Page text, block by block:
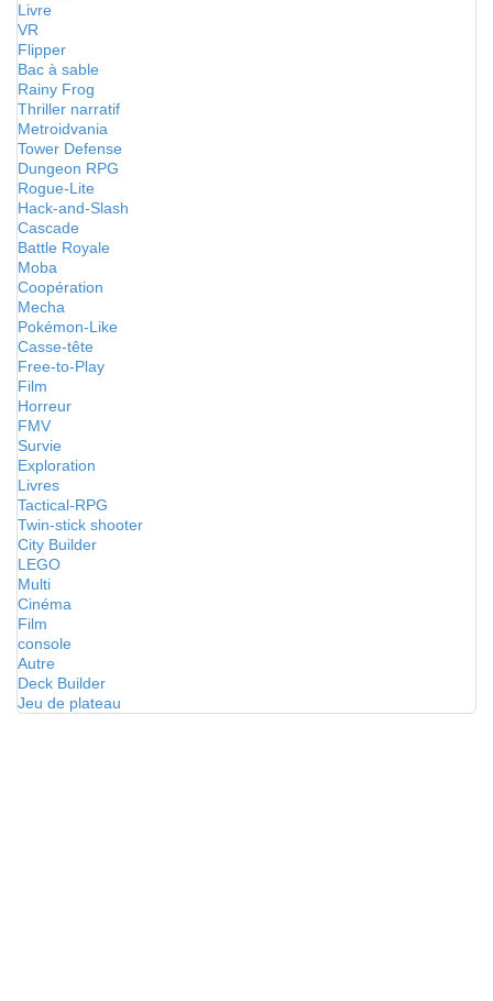
Livre
VR
Flipper
Bac à sable
Rainy Frog
Thriller narratif
Metroidvania
Tower Defense
Dungeon RPG
Rogue-Lite
Hack-and-Slash
Cascade
Battle Royale
Moba
Coopération
Mecha
Pokémon-Like
Casse-tête
Free-to-Play
Film
Horreur
FMV
Survie
Exploration
Livres
Tactical-RPG
Twin-stick shooter
City Builder
LEGO
Multi
Cinéma
Film
console
Autre
Deck Builder
Jeu de plateau